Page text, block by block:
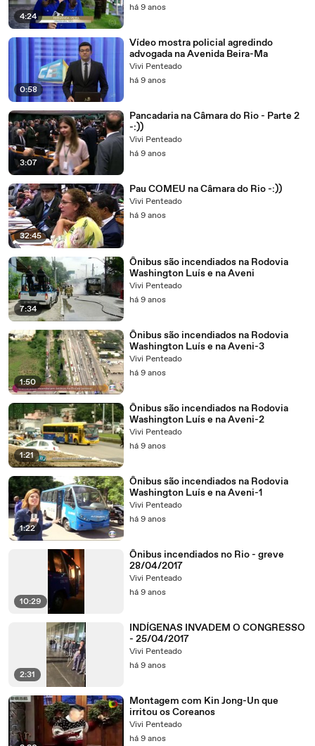
4:24
há 9 anos
0:58
Vídeo mostra policial agredindo
advogada na Avenida Beira-Ma
Vivi Penteado
há 9 anos
3:07
Pancadaria na Câmara do Rio - Parte 2
-:))
Vivi Penteado
há 9 anos
32:45
Pau COMEU na Câmara do Rio -:))
Vivi Penteado
há 9 anos
7:34
Ônibus são incendiados na Rodovia
Washington Luís e na Aveni
Vivi Penteado
há 9 anos
1:50
Ônibus são incendiados na Rodovia
Washington Luís e na Aveni-3
Vivi Penteado
há 9 anos
1:21
Ônibus são incendiados na Rodovia
Washington Luís e na Aveni-2
Vivi Penteado
há 9 anos
1:22
Ônibus são incendiados na Rodovia
Washington Luís e na Aveni-1
Vivi Penteado
há 9 anos
10:29
Ônibus incendiados no Rio - greve
28/04/2017
Vivi Penteado
há 9 anos
2:31
INDÍGENAS INVADEM O CONGRESSO
- 25/04/2017
Vivi Penteado
há 9 anos
Montagem com Kin Jong-Un que
irritou os Coreanos
Vivi Penteado
há 9 anos